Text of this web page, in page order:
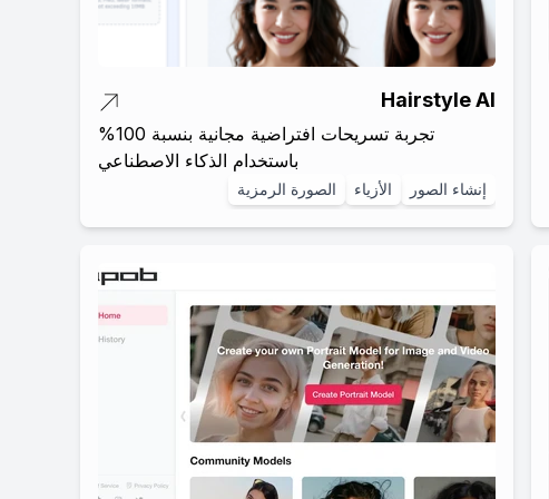
Hairstyle AI
تجربة تسريحات افتراضية مجانية بنسبة 100%
باستخدام الذكاء الاصطناعي
إنشاء الصور الأزياء الصورة الرمزية